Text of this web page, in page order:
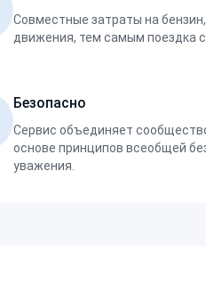
Совместные затраты на
движения, тем самым поездка
Безопасно
Сервис объединяет
основе принципов всеобщей
уважения.